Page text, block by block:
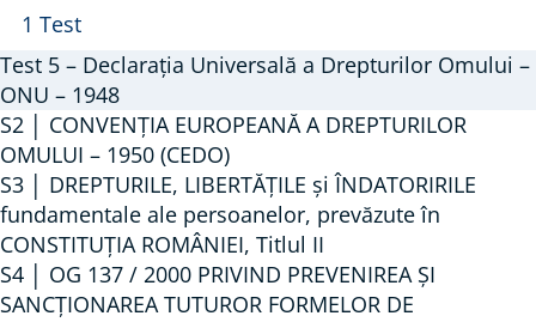
A
r
a
t
ă
S
1
│
🎁
D
E
C
L
A
1 Test
Test 5 – Declarația Universală a Drepturilor Omului –
ONU – 1948
S2 │ CONVENȚIA EUROPEANĂ A DREPTURILOR
OMULUI – 1950 (CEDO)
S3 │ DREPTURILE, LIBERTĂȚILE și ÎNDATORIRILE
fundamentale ale persoanelor, prevăzute în
CONSTITUȚIA ROMÂNIEI, Titlul II
S4 │ OG 137 / 2000 PRIVIND PREVENIREA ȘI
SANCȚIONAREA TUTUROR FORMELOR DE